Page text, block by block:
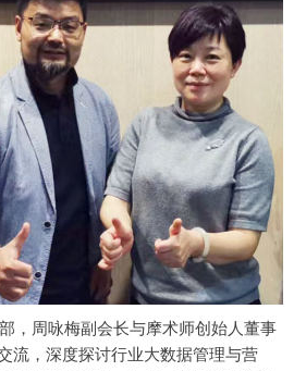
，周咏梅副会长与摩术师创始人董事
流，深度探讨行业大数据管理与营